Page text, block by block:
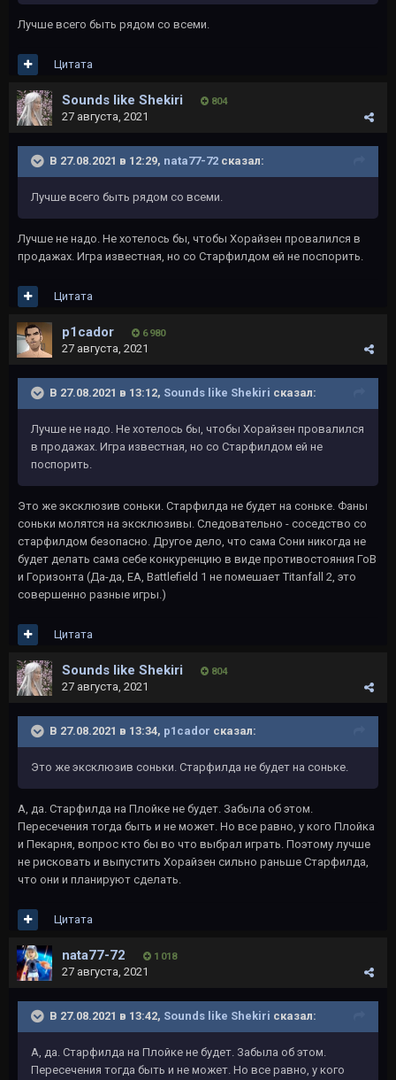
Лучше всего быть рядом со всеми.
Цитата
Sounds like Shekiri 804
27 августа, 2021
В 27.08.2021 в 12:29, nata77-72 сказал:
Лучше всего быть рядом со всеми.
Лучше не надо. Не хотелось бы, чтобы Хорайзен провалился в
продажах. Игра известная, но со Старфилдом ей не поспорить.
Цитата
p1cador 6 980
27 августа, 2021
В 27.08.2021 в 13:12, Sounds like Shekiri сказал:
Лучше не надо. Не хотелось бы, чтобы Хорайзен провалился
в продажах. Игра известная, но со Старфилдом ей не
поспорить.
Это же эксклюзив соньки. Старфилда не будет на соньке. Фаны
соньки молятся на эксклюзивы. Следовательно - соседство со
старфилдом безопасно. Другое дело, что сама Сони никогда не
будет делать сама себе конкуренцию в виде противостояния ГоВ
и Горизонта (Да-да, EA, Battlefield 1 не помешает Titanfall 2, это
совершенно разные игры.)
Цитата
Sounds like Shekiri 804
27 августа, 2021
В 27.08.2021 в 13:34, p1cador сказал:
Это же эксклюзив соньки. Старфилда не будет на соньке.
А, да. Старфилда на Плойке не будет. Забыла об этом.
Пересечения тогда быть и не может. Но все равно, у кого Плойка
и Пекарня, вопрос кто бы во что выбрал играть. Поэтому лучше
не рисковать и выпустить Хорайзен сильно раньше Старфилда,
что они и планируют сделать.
Цитата
nata77-72 1 018
27 августа, 2021
В 27.08.2021 в 13:42, Sounds like Shekiri сказал:
А, да. Старфилда на Плойке не будет. Забыла об этом.
Пересечения тогда быть и не может. Но все равно, у кого